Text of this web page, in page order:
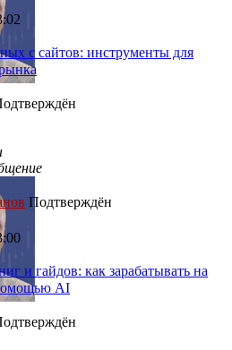
с сайтов: инструменты для
Подтверждён
и гайдов: как зарабатывать на
AI